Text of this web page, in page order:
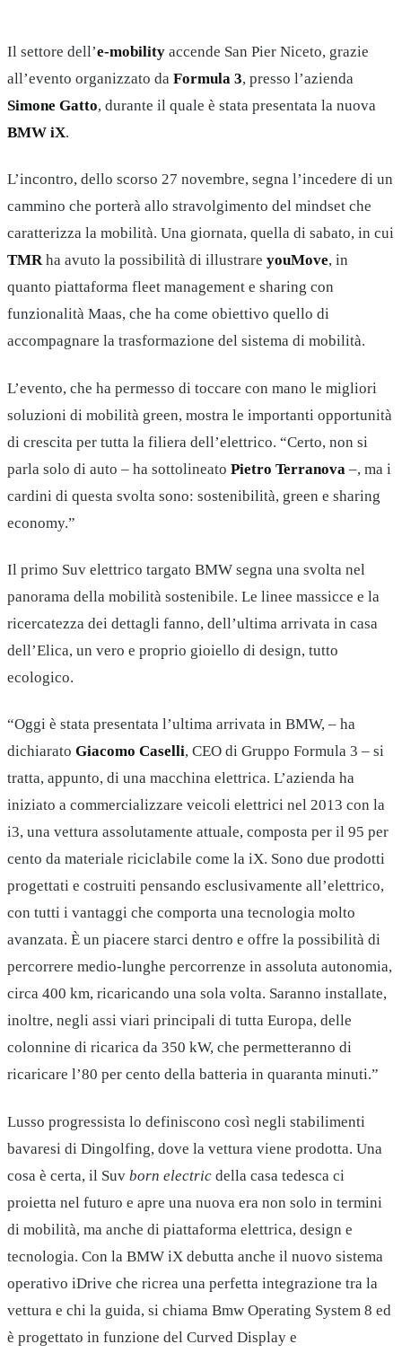
Il settore dell’e-mobility accende San Pier Niceto, grazie
all’evento organizzato da Formula 3, presso l’azienda
Simone Gatto, durante il quale è stata presentata la nuova
BMW iX.
L’incontro, dello scorso 27 novembre, segna l’incedere di un
cammino che porterà allo stravolgimento del mindset che
caratterizza la mobilità. Una giornata, quella di sabato, in cui
TMRha avuto la possibilità di illustrare youMove, in
quanto piattaforma fleet management e sharing con
funzionalità Maas, che ha come obiettivo quello di
accompagnare la trasformazione del sistema di mobilità.
L’evento, che ha permesso di toccare con mano le migliori
soluzioni di mobilità green, mostra le importanti opportunità
di crescita per tutta la filiera dell’elettrico. “Certo, non si
parla solo di auto – ha sottolineato Pietro Terranova –, ma i
cardini di questa svolta sono: sostenibilità, green e sharing
economy.”
Il primo Suv elettrico targato BMW segna una svolta nel
panorama della mobilità sostenibile. Le linee massicce e la
ricercatezza dei dettagli fanno, dell’ultima arrivata in casa
dell’Elica, un vero e proprio gioiello di design, tutto
ecologico.
“Oggi è stata presentata l’ultima arrivata in BMW, – ha
dichiarato Giacomo Caselli, CEO di Gruppo Formula 3 – si
tratta, appunto, di una macchina elettrica. L’azienda ha
iniziato a commercializzare veicoli elettrici nel 2013 con la
i3, una vettura assolutamente attuale, composta per il 95 per
cento da materiale riciclabile come la iX. Sono due prodotti
progettati e costruiti pensando esclusivamente all’elettrico,
con tutti i vantaggi che comporta una tecnologia molto
avanzata. È un piacere starci dentro e offre la possibilità di
percorrere medio-lunghe percorrenze in assoluta autonomia,
circa 400 km, ricaricando una sola volta. Saranno installate,
inoltre, negli assi viari principali di tutta Europa, delle
colonnine di ricarica da 350 kW, che permetteranno di
ricaricare l’80 per cento della batteria in quaranta minuti.”
Lusso progressista lo definiscono così negli stabilimenti
bavaresi di Dingolfing, dove la vettura viene prodotta. Una
cosa è certa, il Suv born electric della casa tedesca ci
proietta nel futuro e apre una nuova era non solo in termini
di mobilità, ma anche di piattaforma elettrica, design e
tecnologia. Con la BMW iX debutta anche il nuovo sistema
operativo iDrive che ricrea una perfetta integrazione tra la
vettura e chi la guida, si chiama Bmw Operating System 8 ed
è progettato in funzione del Curved Display e